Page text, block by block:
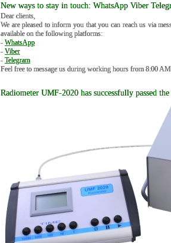
New ways to stay in touch: WhatsApp Viber
Dear clients,
We are pleased to inform you that you can reach us via
available on the following platforms:
- WhatsApp
- Viber
- Telegram
Feel free to message us during working hours from 8:00
Radiometer UMF-2020 has successfully passed